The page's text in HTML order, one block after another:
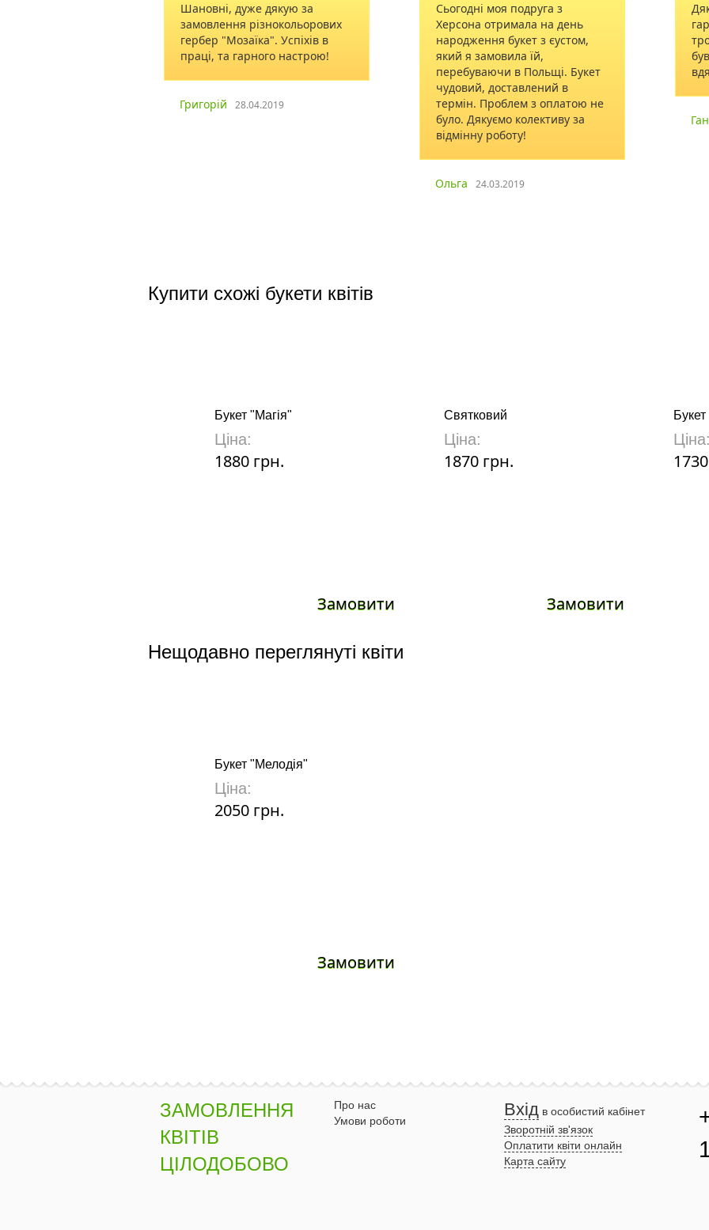
Шановні, дуже дякую за
замовлення різнокольорових
гербер "Мозаїка". Успіхів в
праці, та гарного настрою!
Григорій 28.04.2019
Сьогодні моя подруга з
Херсона отримала на день
народження букет з єустом,
який я замовила їй,
перебуваючи в Польщі. Букет
чудовий, доставлений в
термін. Проблем з оплатою не
було. Дякуємо колективу за
відмінну роботу!
Ольга 24.03.2019
Купити схожі букети квітів
Букет "Магія"
Ціна:
1880 грн.
Замовити
Святковий
Ціна:
1870 грн.
Замовити
Ціна:
Нещодавно переглянуті квіти
Букет "Мелодія"
Ціна:
2050 грн.
Замовити
ЗАМОВЛЕННЯ
КВІТІВ
ЦІЛОДОБОВО
Про нас
Умови роботи
Вхід в особистий кабінет
Зворотній зв'язок
Оплатити квіти онлайн
Карта сайту